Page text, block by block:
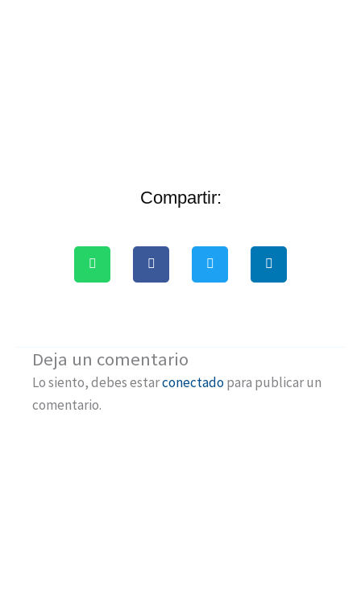
Compartir:
Deja un comentario
Lo siento, debes estarconectadopara publicar un
comentario.